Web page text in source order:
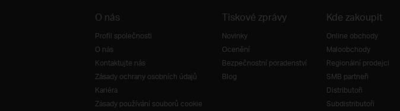
O nás
Profil společnosti
O nás
Kontaktujte nás
Zásady ochrany osobních údajů
Kariéra
Zásady používání souborů cookie
Tiskové zprávy
Novinky
Ocenění
Bezpečnostní poradenství
Blog
Kde zakoupit
Online obchody
Maloobchody
Regionální prodejci
SMB partneři
Distributoři
Subdistributoři